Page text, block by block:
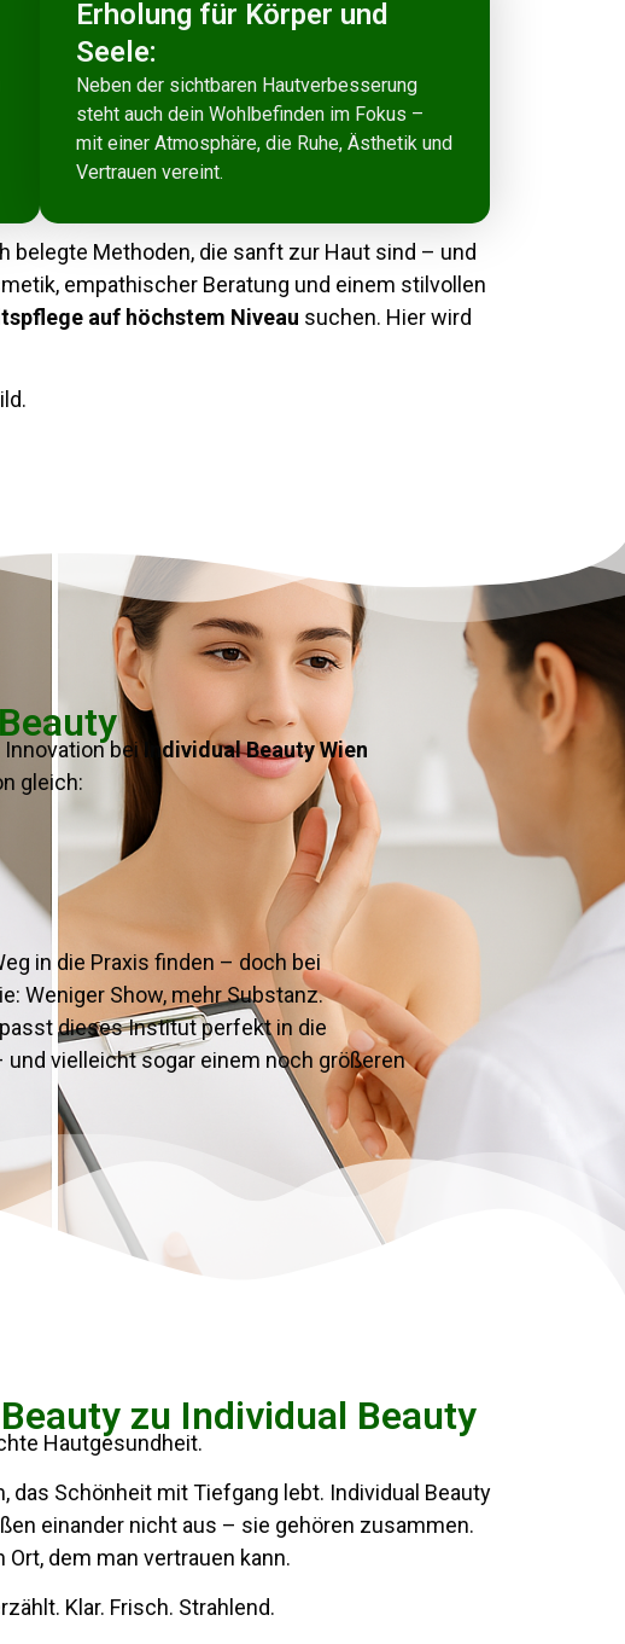
Erholung für Körper und
Seele:
Neben der sichtbaren Hautverbesserung
steht auch dein Wohlbefinden im Fokus –
mit einer Atmosphäre, die Ruhe, Ästhetik und
Vertrauen vereint.
Methoden, die sanft zur Haut sind – und
empathischer Beratung und einem stilvollen
auf höchstem Niveau suchen. Hier wird
Innovation beiIndividual Beauty Wien
gleich:
in die Praxis finden – doch bei
Weniger Show, mehr Substanz.
dieses Institut perfekt in die
vielleicht sogar einem noch größeren
zu Individual Beauty
Hautgesundheit.
das Schönheit mit Tiefgang lebt. Individual Beauty
einander nicht aus – sie gehören zusammen.
dem man vertrauen kann.
Klar. Frisch. Strahlend.